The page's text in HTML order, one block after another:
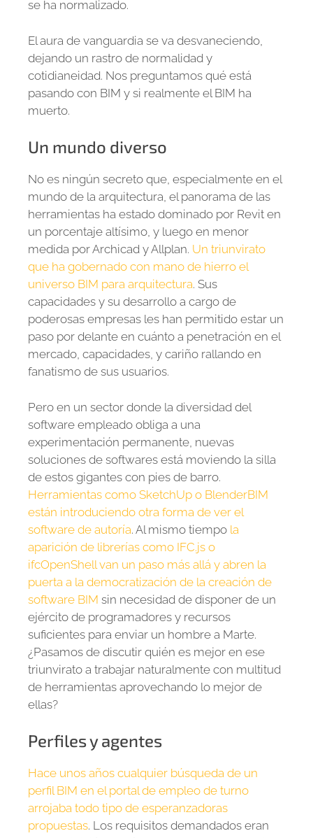
se ha normalizado.
El aura de vanguardia se va desvaneciendo,
dejando un rastro de normalidad y
cotidianeidad. Nos preguntamos qué está
pasando con BIM y si realmente el BIM ha
muerto.
Un mundo diverso
No es ningún secreto que, especialmente en el
mundo de la arquitectura, el panorama de las
herramientas ha estado dominado por Revit en
un porcentaje altísimo, y luego en menor
medida por Archicad y Allplan. Un triunvirato
que ha gobernado con mano de hierro el
universo BIM para arquitectura. Sus
capacidades y su desarrollo a cargo de
poderosas empresas les han permitido estar un
paso por delante en cuánto a penetración en el
mercado, capacidades, y cariño rallando en
fanatismo de sus usuarios.
Pero en un sector donde la diversidad del
software empleado obliga a una
experimentación permanente, nuevas
soluciones de softwares está moviendo la silla
de estos gigantes con pies de barro.
Herramientas como SketchUp o BlenderBIM
están introduciendo otra forma de ver el
software de autoría. Al mismo tiempo la
aparición de librerías como IFC.js o
ifcOpenShell van un paso más allá y abren la
puerta a la democratización de la creación de
software BIM sin necesidad de disponer de un
ejército de programadores y recursos
suficientes para enviar un hombre a Marte.
¿Pasamos de discutir quién es mejor en ese
triunvirato a trabajar naturalmente con multitud
de herramientas aprovechando lo mejor de
ellas?
Perfiles y agentes
Hace unos años cualquier búsqueda de un
perfil BIM en el portal de empleo de turno
arrojaba todo tipo de esperanzadoras
propuestas. Los requisitos demandados eran